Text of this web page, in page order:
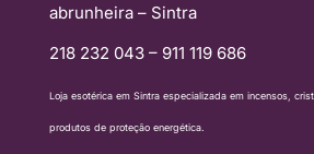
abrunheira – Sintra
218 232 043 – 911 119 686
Loja esotérica em Sintra especializada em incensos,
produtos de proteção energética.